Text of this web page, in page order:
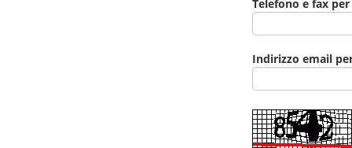
Telefono e fax
Indirizzo email